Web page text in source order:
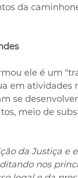
da
ele é um
em atividades
se
meio de
da Justiça e
nos